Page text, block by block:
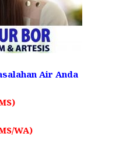
Air Anda
WA)